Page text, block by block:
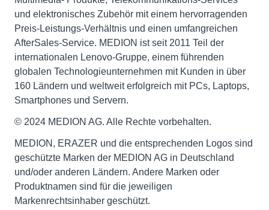
und elektronisches Zubehör mit einem hervorragenden
Preis-Leistungs-Verhältnis und einen umfangreichen
AfterSales-Service. MEDION ist seit 2011 Teil der
internationalen Lenovo-Gruppe, einem führenden
globalen Technologieunternehmen mit Kunden in über
160 Ländern und weltweit erfolgreich mit PCs, Laptops,
Smartphones und Servern.
© 2024 MEDION AG. Alle Rechte vorbehalten.
MEDION, ERAZER und die entsprechenden Logos sind
geschützte Marken der MEDION AG in Deutschland
und/oder anderen Ländern. Andere Marken oder
Produktnamen sind für die jeweiligen
Markenrechtsinhaber geschützt.